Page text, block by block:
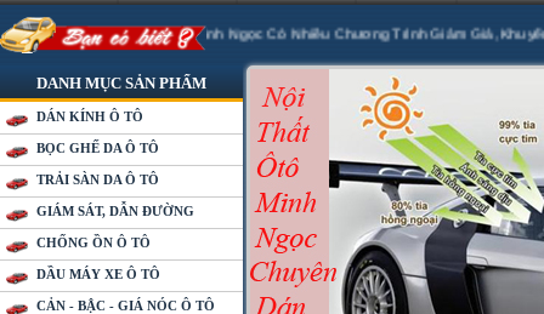
Tài Phát Lộc. Minh Ngọc Có Nhiều Chương Trình Giảm Giá ,Khuyến Mại
DANH MỤC SẢN PHẨM
DÁN KÍNH Ô TÔ
BỌC GHẾ DA Ô TÔ
TRẢI SÀN DA Ô TÔ
GIÁM SÁT, DẪN ĐƯỜNG
CHỐNG ỒN Ô TÔ
DẦU MÁY XE Ô TÔ
CẢN - BẬC - GIÁ NÓC Ô TÔ